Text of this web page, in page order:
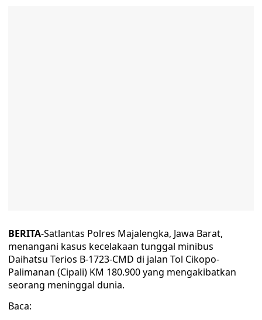
BERITA-Satlantas Polres Majalengka, Jawa Barat,
menangani kasus kecelakaan tunggal minibus
Daihatsu Terios B-1723-CMD di jalan Tol Cikopo-
Palimanan (Cipali) KM 180.900 yang mengakibatkan
seorang meninggal dunia.
Baca: